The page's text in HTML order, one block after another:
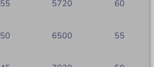
55 5720 60
50 6500 55